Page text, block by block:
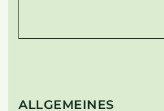
ALLGEMEINES